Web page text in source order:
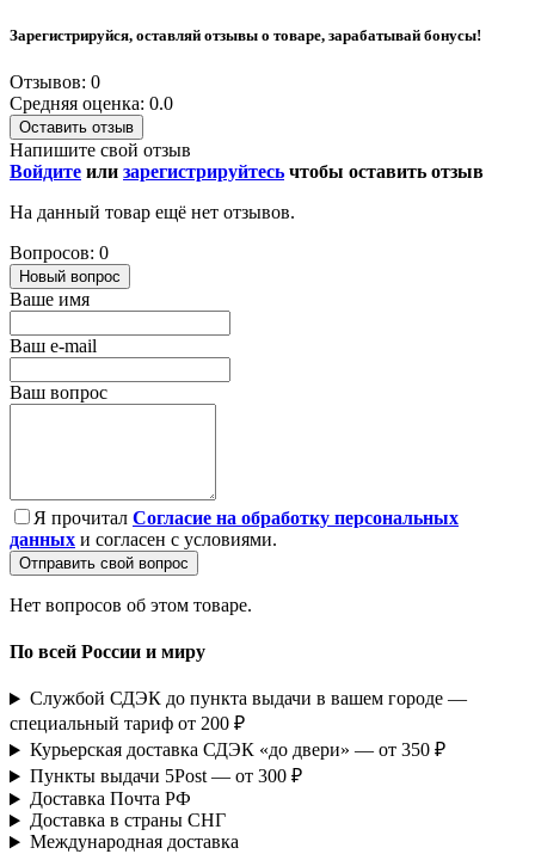
Зарегистрируйся, оставляй отзывы о товаре, зарабатывай бонусы!
Отзывов: 0
Средняя оценка: 0.0
Оставить отзыв
Напишите свой отзыв
Войдите или зарегистрируйтесь чтобы оставить отзыв
На данный товар ещё нет отзывов.
Вопросов: 0
Новый вопрос
Ваше имя
Ваш e-mail
Ваш вопрос
Я прочитал Согласие на обработку персональных
данных и согласен с условиями.
Отправить свой вопрос
Нет вопросов об этом товаре.
По всей России и миру
Службой СДЭК до пункта выдачи в вашем городе —
специальный тариф от 200 ₽
Курьерская доставка СДЭК «до двери» — от 350 ₽
Пункты выдачи 5Post — от 300 ₽
Доставка Почта РФ
Доставка в страны СНГ
Международная доставка